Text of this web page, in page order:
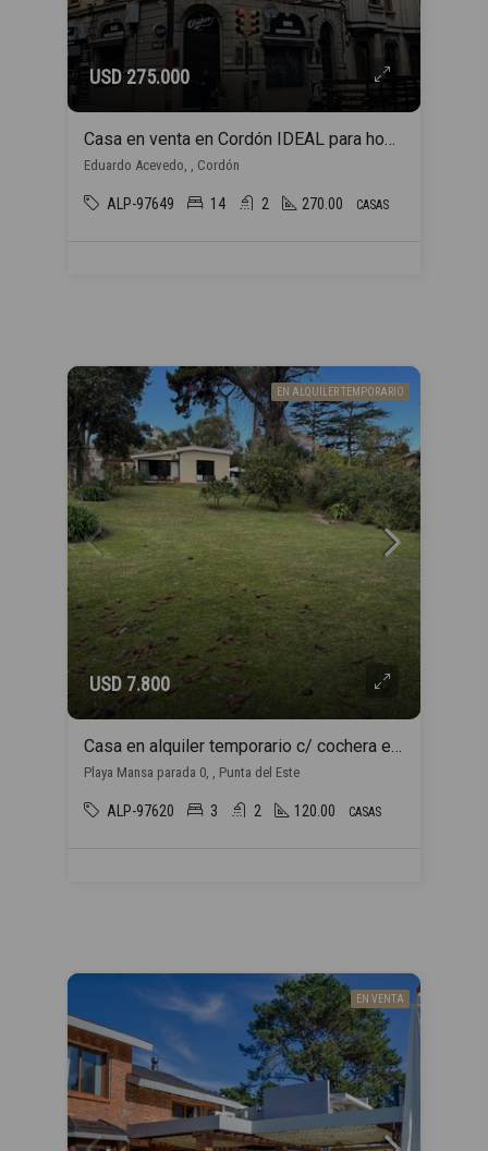
USD 275.000
Casa en venta en Cordón IDEAL para hogar estudiantil
Eduardo Acevedo, , Cordón
ALP-97649 14 2 270.00 CASAS
EN ALQUILER TEMPORARIO
USD 7.800
Casa en alquiler temporario c/ cochera en Playa Mansa
Playa Mansa parada 0, , Punta del Este
ALP-97620 3 2 120.00 CASAS
EN VENTA